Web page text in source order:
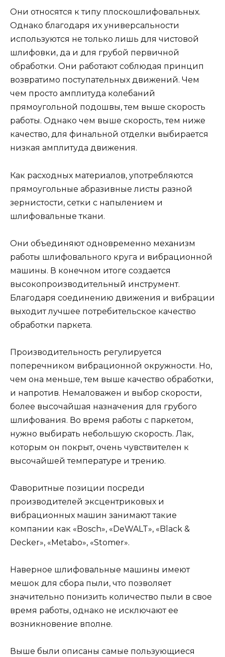
Они относятся к типу плоскошлифовальных.
Однако благодаря их универсальности
используются не только лишь для чистовой
шлифовки, да и для грубой первичной
обработки. Они работают соблюдая принцип
возвратимо поступательных движений. Чем
чем просто амплитуда колебаний
прямоугольной подошвы, тем выше скорость
работы. Однако чем выше скорость, тем ниже
качество, для финальной отделки выбирается
низкая амплитуда движения.
Как расходных материалов, употребляются
прямоугольные абразивные листы разной
зернистости, сетки с напылением и
шлифовальные ткани.
Они объединяют одновременно механизм
работы шлифовального круга и вибрационной
машины. В конечном итоге создается
высокопроизводительный инструмент.
Благодаря соединению движения и вибрации
выходит лучшее потребительское качество
обработки паркета.
Производительность регулируется
поперечником вибрационной окружности. Но,
чем она меньше, тем выше качество обработки,
и напротив. Немаловажен и выбор скорости,
более высочайшая назначения для грубого
шлифования. Во время работы с паркетом,
нужно выбирать небольшую скорость. Лак,
которым он покрыт, очень чувствителен к
высочайшей температуре и трению.
Фаворитные позиции посреди
производителей эксцентриковых и
вибрационных машин занимают такие
компании как «Bosch», «DeWALT», «Black &
Decker», «Metabo», «Stomer».
Наверное шлифовальные машины имеют
мешок для сбора пыли, что позволяет
значительно понизить количество пыли в свое
время работы, однако не исключают ее
возникновение вполне.
Выше были описаны самые пользующиеся